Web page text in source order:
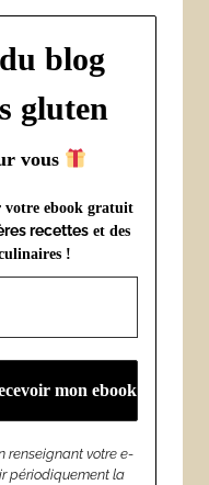
blog
gluten
vous
votre ebook gratuit
recettes et des
!
renseignant votre e-
périodiquement la